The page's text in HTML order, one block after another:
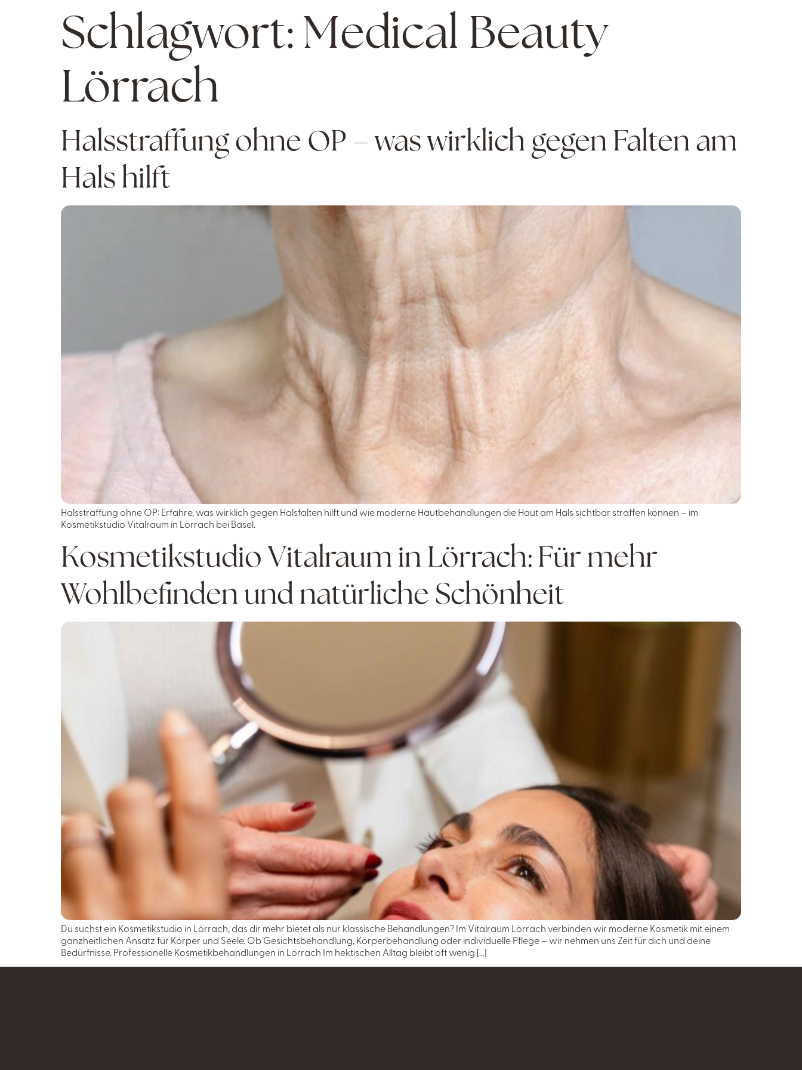
Schlagwort:Medical Beauty
Lörrach
Halsstraffung ohne OP – was wirklich gegen Falten am
Hals hilft
Halsstraffung ohne OP: Erfahre, was wirklich gegen Halsfalten hilft und wie moderne Hautbehandlungen die Haut am Hals sichtbar straffen können – im
Kosmetikstudio Vitalraum in Lörrach bei Basel.
Kosmetikstudio Vitalraum in Lörrach: Für mehr
Wohlbefinden und natürliche Schönheit
Du suchst ein Kosmetikstudio in Lörrach, das dir mehr bietet als nur klassische Behandlungen? Im Vitalraum Lörrach verbinden wir moderne Kosmetik mit einem
ganzheitlichen Ansatz für Körper und Seele. Ob Gesichtsbehandlung, Körperbehandlung oder individuelle Pflege – wir nehmen uns Zeit für dich und deine
Bedürfnisse. Professionelle Kosmetikbehandlungen in Lörrach Im hektischen Alltag bleibt oft wenig […]